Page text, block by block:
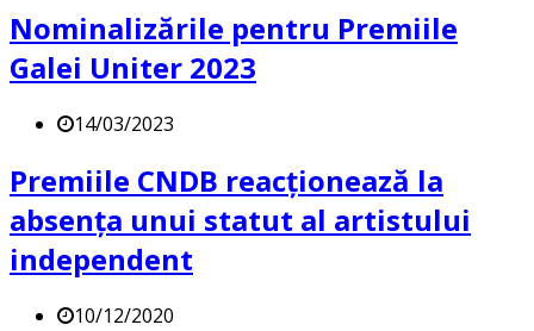
Nominalizările pentru Premiile
Galei Uniter 2023
14/03/2023
Premiile CNDB reacționează la
absența unui statut al artistului
independent
10/12/2020